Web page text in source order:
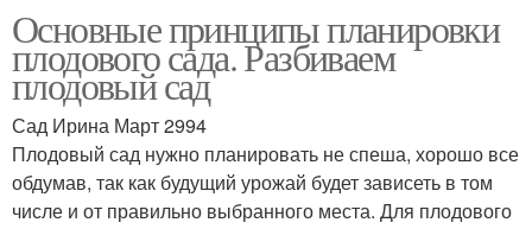
Основные принципы планировки
плодового сада. Разбиваем
плодовый сад
Сад Ирина Март 2994
Плодовый сад нужно планировать не спеша, хорошо все
обдумав, так как будущий урожай будет зависеть в том
числе и от правильно выбранного места. Для плодового